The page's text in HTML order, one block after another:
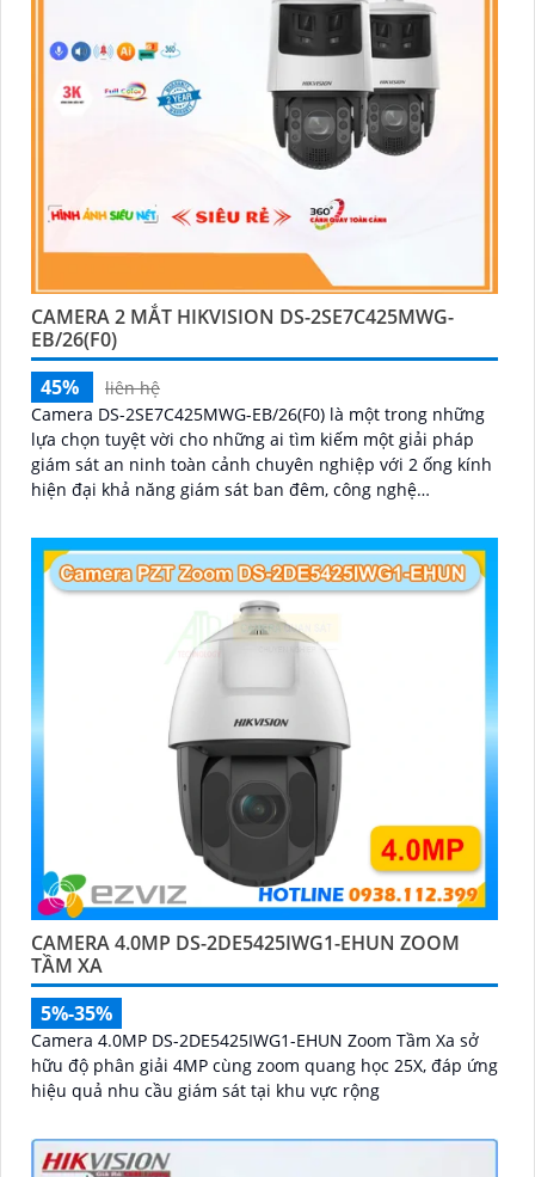
CAMERA 2 MẮT HIKVISION DS-2SE7C425MWG-
EB/26(F0)
45%
liên hệ
Camera DS-2SE7C425MWG-EB/26(F0) là một trong những
lựa chọn tuyệt vời cho những ai tìm kiếm một giải pháp
giám sát an ninh toàn cảnh chuyên nghiệp với 2 ống kính
hiện đại khả năng giám sát ban đêm, công nghệ
ninh một cách tối ưu.
CAMERA 4.0MP DS-2DE5425IWG1-EHUN ZOOM
TẦM XA
5%-35%
Camera 4.0MP DS-2DE5425IWG1-EHUN Zoom Tầm Xa sở
hữu độ phân giải 4MP cùng zoom quang học 25X, đáp ứng
hiệu quả nhu cầu giám sát tại khu vực rộng